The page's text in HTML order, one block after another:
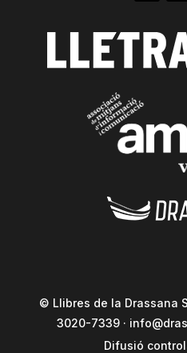
© Llibres de la Drassana
3020-7339 ·
Difusió